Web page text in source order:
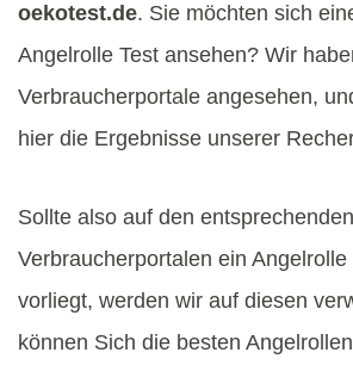
oekotest.de. Sie möchten sich
Angelrolle Test ansehen? Wir
Verbraucherportale angesehen,
hier die Ergebnisse unserer
Sollte also auf den entsprechenden
Verbraucherportalen ein Angelrolle
vorliegt, werden wir auf diesen
können Sich die besten